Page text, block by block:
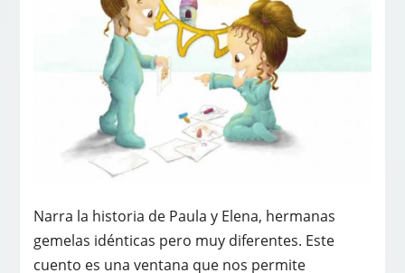
Narra la historia de Paula y Elena, hermanas
gemelas idénticas pero muy diferentes. Este
cuento es una ventana que nos permite